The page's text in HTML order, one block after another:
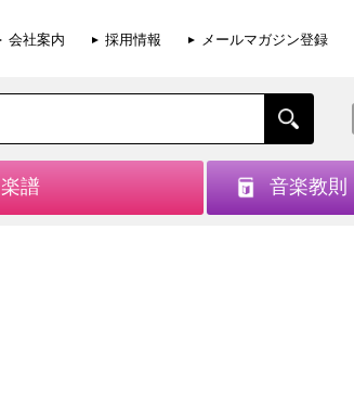
会社案内 採用情報 メールマガジン登録
楽譜 音楽教則